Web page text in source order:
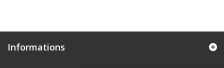
Informations